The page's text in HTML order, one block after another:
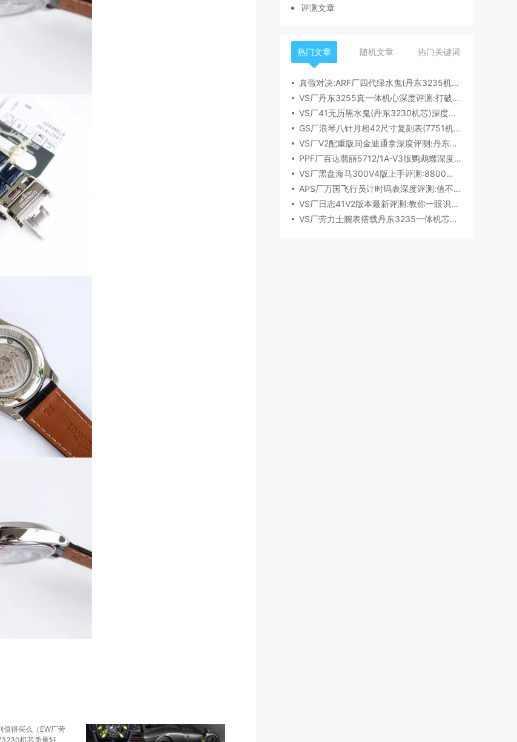
评测文章
热门文章 随机文章 热门关键词
真假对决:ARF厂四代绿水鬼(丹东3235机芯)深度评测
VS厂丹东3255真一体机心深度评测:打破市场乱象,重塑复刻机芯新标杆​
VS厂41无历黑水鬼(丹东3230机芯)深度评测:性能与破绽全解析
GS厂浪琴八针月相42尺寸复刻表(7751机芯)细节全析
VS厂V2配重版间金迪通拿深度评测:丹东4131机芯加持下的165克精密之作​
PPF厂百达翡丽5712/1A-V3版鹦鹉螺深度评测:细节升级直击正品
VS厂黑盘海马300V4版上手评测:8800一体机芯加持,复刻天花板实至名归?
APS厂万国飞行员计时码表深度评测:值不值得入手？
VS厂日志41V2版本最新评测:教你一眼识破假VS
VS厂劳力士腕表搭载丹东3235一体机芯深度评测